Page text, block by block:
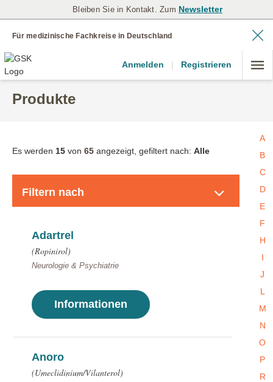
Bleiben Sie in Kontakt. Zum Newsletter
Für medizinische Fachkreise in Deutschland
Anmelden | Registrieren
Produkte
Es werden 15 von 65 angezeigt, gefiltert nach: Alle
Filtern nach
Adartrel
(Ropinirol)
Neurologie & Psychiatrie
Informationen
Anoro
(Umeclidinium/Vilanterol)
A
B
C
D
E
F
H
I
J
L
M
N
O
P
R